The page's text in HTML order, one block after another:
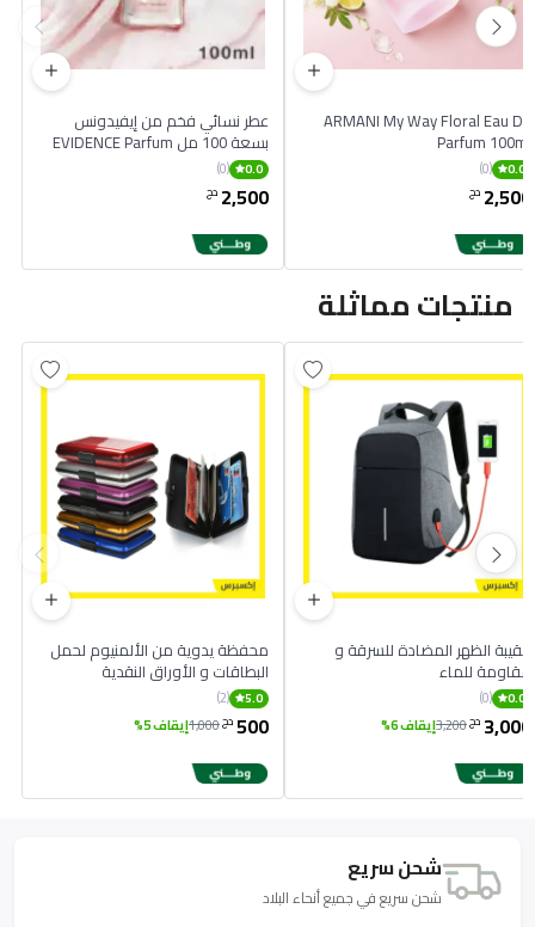
عطر نسائي فخم من إيفيدونس
بسعة 100 مل EVIDENCE Parfum
Pour Femme 100 ml
0.0
(0)
2,500 دج
ARMANI My Way Floral Eau De
Parfum 100ml
0.0
(0)
2,500 دج
منتجات مماثلة
محفظة يدوية من الألمنيوم لحمل
البطاقات و الأوراق النقدية
5.0
(2)
500 دج 1,000إيقاف 5%
حقيبة الظهر المضادة للسرقة و
مقاومة للماء
0.0
(0)
3,000 دج 3,200إيقاف 6%
شحن سريع
شحن سريع في جميع أنحاء البلاد